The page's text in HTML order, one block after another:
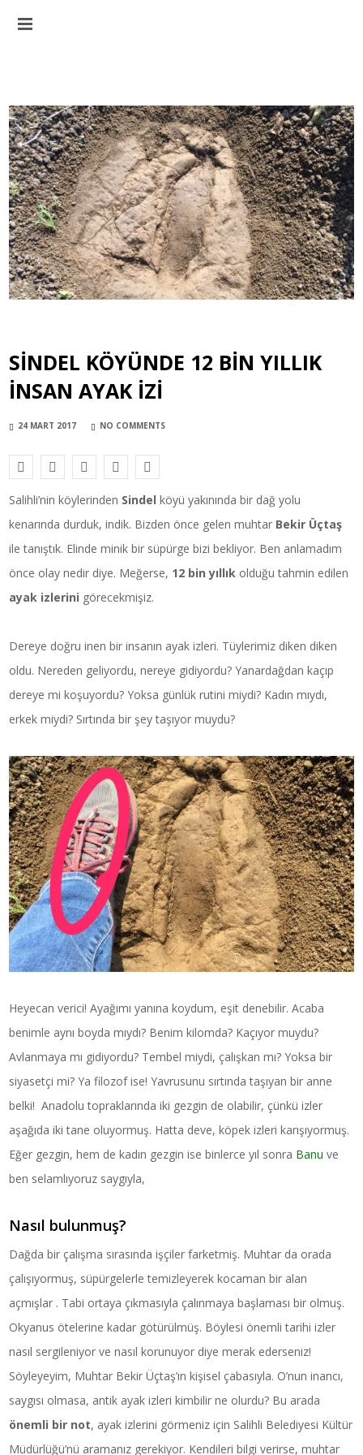
SINDEL KÖYÜNDE 12 BIN YILLIK
INSAN AYAK IZI
24 MART 2017 NO COMMENTS
Salihli’nin köylerinden Sindel köyü yakınında bir dağ yolu
kenarında durduk, indik. Bizden önce gelen muhtar Bekir Üçtaş
ile tanıştık. Elinde minik bir süpürge bizi bekliyor. Ben anlamadım
önce olay nedir diye. Meğerse, 12 bin yıllık olduğu tahmin edilen
ayak izlerini görecekmişiz.
Dereye doğru inen bir insanın ayak izleri. Tüylerimiz diken diken
oldu. Nereden geliyordu, nereye gidiyordu? Yanardağdan kaçıp
dereye mi koşuyordu? Yoksa günlük rutini miydi? Kadın mıydı,
erkek miydi? Sırtında bir şey taşıyor muydu?
Heyecan verici! Ayağımı yanına koydum, eşit denebilir. Acaba
benimle aynı boyda mıydı? Benim kilomda? Kaçıyor muydu?
Avlanmaya mı gidiyordu? Tembel miydi, çalışkan mı? Yoksa bir
siyasetçi mi? Ya filozof ise! Yavrusunu sırtında taşıyan bir anne
belki! Anadolu topraklarında iki gezgin de olabilir, çünkü izler
aşağıda iki tane oluyormuş. Hatta deve, köpek izleri karışıyormuş.
Eğer gezgin, hem de kadın gezgin ise binlerce yıl sonra Banu ve
ben selamlıyoruz saygıyla,
Nasıl bulunmuş?
Dağda bir çalışma sırasında işçiler farketmiş. Muhtar da orada
çalışıyormuş, süpürgelerle temizleyerek kocaman bir alan
açmışlar . Tabi ortaya çıkmasıyla çalınmaya başlaması bir olmuş.
Okyanus ötelerine kadar götürülmüş. Böylesi önemli tarihi izler
nasıl sergileniyor ve nasıl korunuyor diye merak ederseniz!
Söyleyeyim, Muhtar Bekir Üçtaş’ın kişisel çabasıyla. O’nun inancı,
saygısı olmasa, antik ayak izleri kimbilir ne olurdu? Bu arada
önemli bir not, ayak izlerini görmeniz için Salihli Belediyesi Kültür
Müdürlüğü’nü aramanız gerekiyor. Kendileri bilgi verirse, muhtar